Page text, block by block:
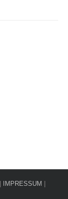
IMPRESSUM